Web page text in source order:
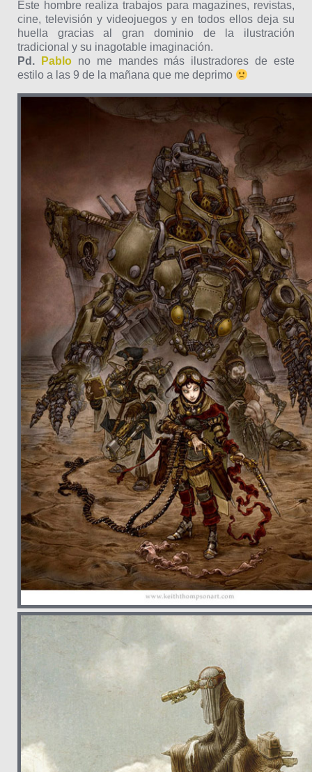
Este hombre realiza trabajos para magazines, revistas,
cine, televisión y videojuegos y en todos ellos deja su
huella gracias al gran dominio de la ilustración
tradicional y su inagotable imaginación.
Pd.
Pablo no me mandes más ilustradores de este
estilo a las 9 de la mañana que me deprimo